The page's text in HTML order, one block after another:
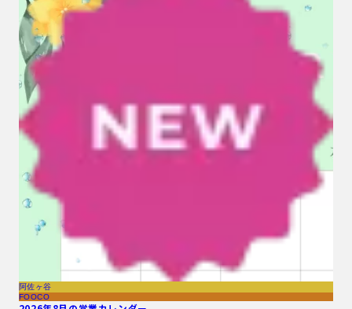
阿佐ヶ谷
FOOCO